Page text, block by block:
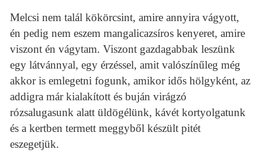
Melcsi nem talál kökörcsint, amire annyira vágyott,
én pedig nem eszem mangalicazsíros kenyeret, amire
viszont én vágytam. Viszont gazdagabbak leszünk
egy látvánnyal, egy érzéssel, amit valószínűleg még
akkor is emlegetni fogunk, amikor idős hölgyként, az
addigra már kialakított és buján virágzó
rózsalugasunk alatt üldögélünk, kávét kortyolgatunk
és a kertben termett meggyből készült pitét
eszegetjük.